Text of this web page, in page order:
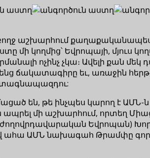
աշխարհում
կողմից՝ Եվրոպայի, մյուս
ոչինչ չկա։ Ավելի քան
իրենց ճակատագիրը եւ, առաջին
տագնապազդու:
են, թե ինչպես կարող է
ապրել մի աշխարհում, որտեղ
Եվրոպան)
ահա ԱՄՆ նախագահ Թրամփը